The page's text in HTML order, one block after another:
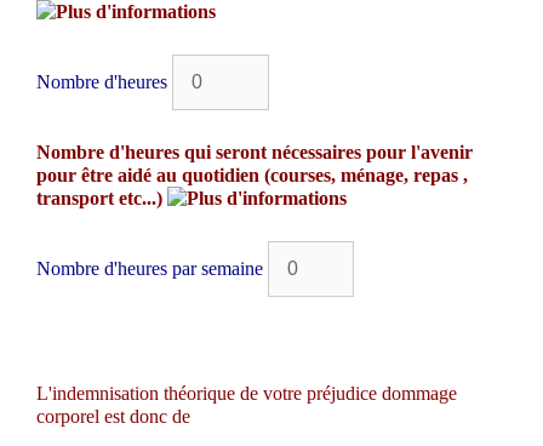
Nombre d'heures
Nombre d'heures qui seront nécessaires pour l'avenir
pour être aidé au quotidien (courses, ménage, repas ,
transport etc...)
Nombre d'heures par semaine
L'indemnisation théorique de votre préjudice dommage
corporel est donc de